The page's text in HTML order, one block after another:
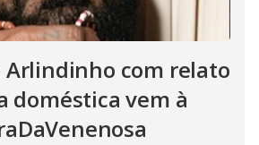
Arlindinho com relato
doméstica vem à